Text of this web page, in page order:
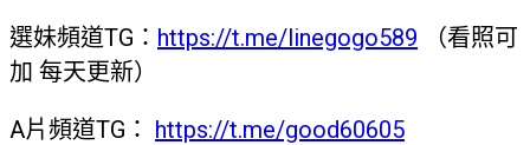
選妹頻道TG： https://t.me/linegogo589 （看照可
加 每天更新）
A片頻道TG： https://t.me/good60605